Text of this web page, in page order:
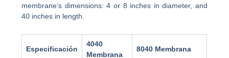
membrane’s dimensions: 4 or 8 inches in diameter, and
40 inches in length.
Especificación
4040
Membrana
8040 Membrana